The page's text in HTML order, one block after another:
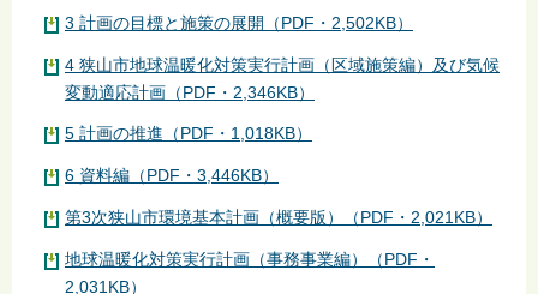
3 計画の目標と施策の展開（PDF・2,502KB）
4 狭山市地球温暖化対策実行計画（区域施策編）及び気候
変動適応計画（PDF・2,346KB）
5 計画の推進（PDF・1,018KB）
6 資料編（PDF・3,446KB）
第3次狭山市環境基本計画（概要版）（PDF・2,021KB）
地球温暖化対策実行計画（事務事業編）（PDF・
2,031KB）